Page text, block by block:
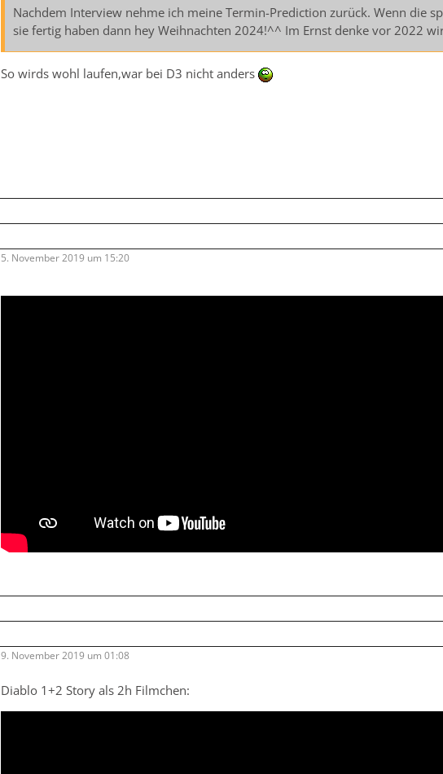
Nachdem Interview nehme ich meine Termin-Prediction zurück. Wenn die
sie fertig haben dann hey Weihnachten 2024!^^ Im Ernst denke vor 2022
So wirds wohl laufen,war bei D3 nicht anders
5. November 2019 um 15:20
9. November 2019 um 01:08
Diablo 1+2 Story als 2h Filmchen: